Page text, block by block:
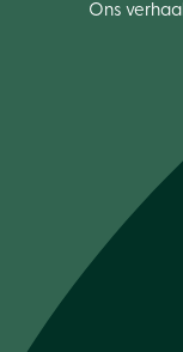
Ons verhaal